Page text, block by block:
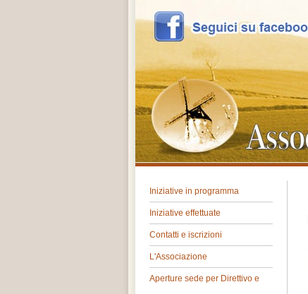
Iniziative in programma
Iniziative effettuate
Contatti e iscrizioni
L'Associazione
Aperture sede per Direttivo e